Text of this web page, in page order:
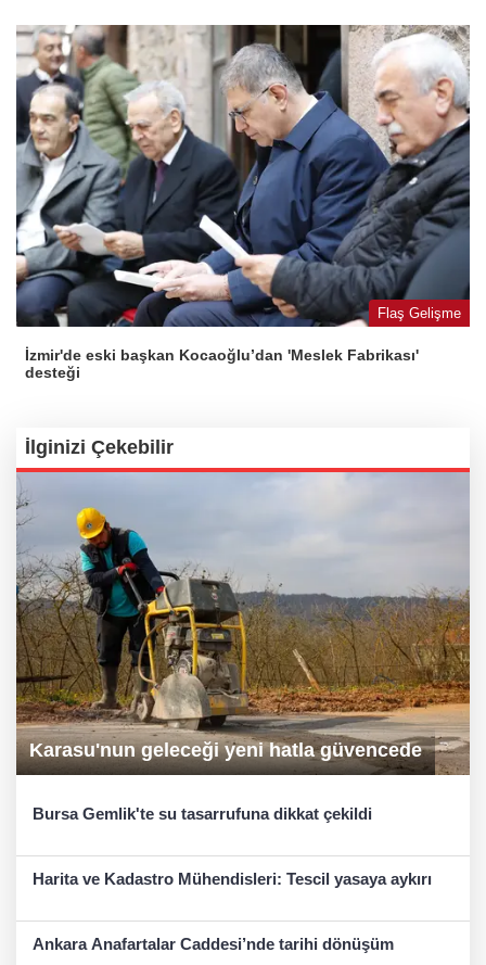
Flaş Gelişme
İzmir'de eski başkan Kocaoğlu’dan 'Meslek Fabrikası'
desteği
İlginizi Çekebilir
Karasu'nun geleceği yeni hatla güvencede
Bursa Gemlik'te su tasarrufuna dikkat çekildi
Harita ve Kadastro Mühendisleri: Tescil yasaya aykırı
Ankara Anafartalar Caddesi’nde tarihi dönüşüm